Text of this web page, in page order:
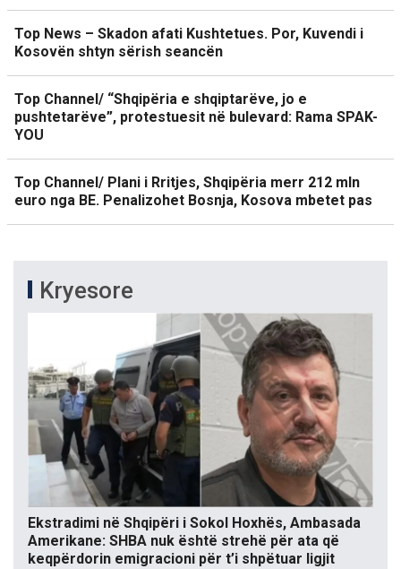
Top News – Skadon afati Kushtetues. Por, Kuvendi i
Kosovën shtyn sërish seancën
Top Channel/ “Shqipëria e shqiptarëve, jo e
pushtetarëve”, protestuesit në bulevard: Rama SPAK-
YOU
Top Channel/ Plani i Rritjes, Shqipëria merr 212 mln
euro nga BE. Penalizohet Bosnja, Kosova mbetet pas
Kryesore
Ekstradimi në Shqipëri i Sokol Hoxhës, Ambasada
Amerikane: SHBA nuk është strehë për ata që
keqpërdorin emigracioni për t’i shpëtuar ligjit